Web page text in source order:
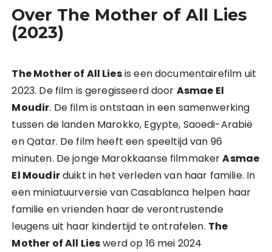
Over The Mother of All Lies
(2023)
The Mother of All Liesis een documentairefilm uit
2023. De film is geregisseerd door Asmae El
Moudir. De film is ontstaan in een samenwerking
tussen de landen Marokko, Egypte, Saoedi-Arabië
en Qatar. De film heeft een speeltijd van 96
minuten. De jonge Marokkaanse filmmakerAsmae
El Moudirduikt in het verleden van haar familie. In
een miniatuurversie van Casablanca helpen haar
familie en vrienden haar de verontrustende
leugens uit haar kindertijd te ontrafelen. The
Mother of All Lieswerd op 16 mei 2024